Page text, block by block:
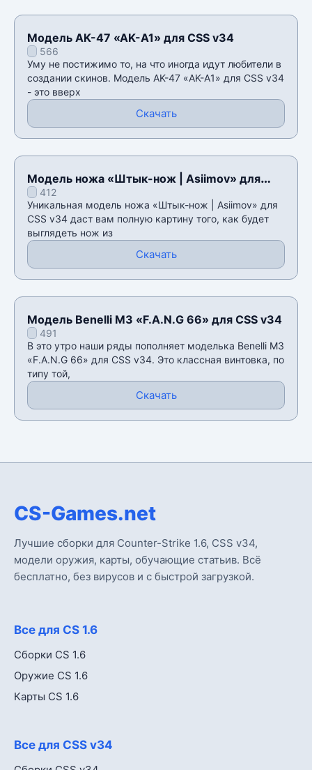
Модель AK-47 «AK-A1» для CSS v34
566
Уму не постижимо то, на что иногда идут любители в
создании скинов. Модель AK-47 «AK-A1» для CSS v34
- это вверх
Скачать
Модель ножа «Штык-нож | Asiimov» для
CSS v34
412
Уникальная модель ножа «Штык-нож | Asiimov» для
CSS v34 даст вам полную картину того, как будет
выглядеть нож из
Скачать
Модель Benelli M3 «F.A.N.G 66» для CSS v34
491
В это утро наши ряды пополняет моделька Benelli M3
«F.A.N.G 66» для CSS v34. Это классная винтовка, по
типу той,
Скачать
CS-Games.net
Лучшие сборки для Counter-Strike 1.6, CSS v34,
модели оружия, карты, обучающие статьив. Всё
бесплатно, без вирусов и с быстрой загрузкой.
Все для CS 1.6
Сборки CS 1.6
Оружие CS 1.6
Карты CS 1.6
Все для CSS v34